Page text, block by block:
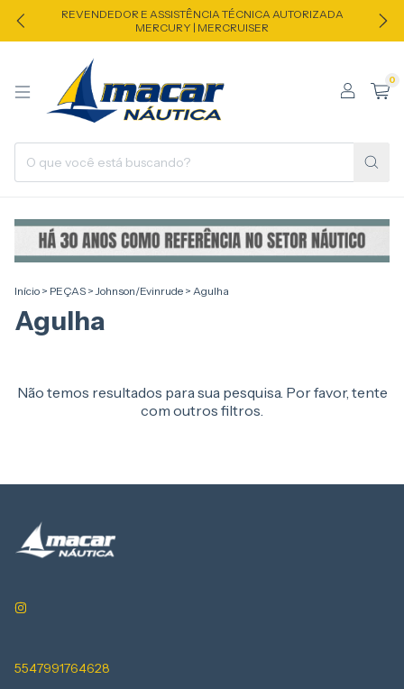
REVENDEDOR E ASSISTÊNCIA TÉCNICA AUTORIZADA
MERCURY | MERCRUISER
0
Início > PEÇAS > Johnson/Evinrude > Agulha
Agulha
Não temos resultados para sua pesquisa. Por favor, tente
com outros filtros.
5547991764628